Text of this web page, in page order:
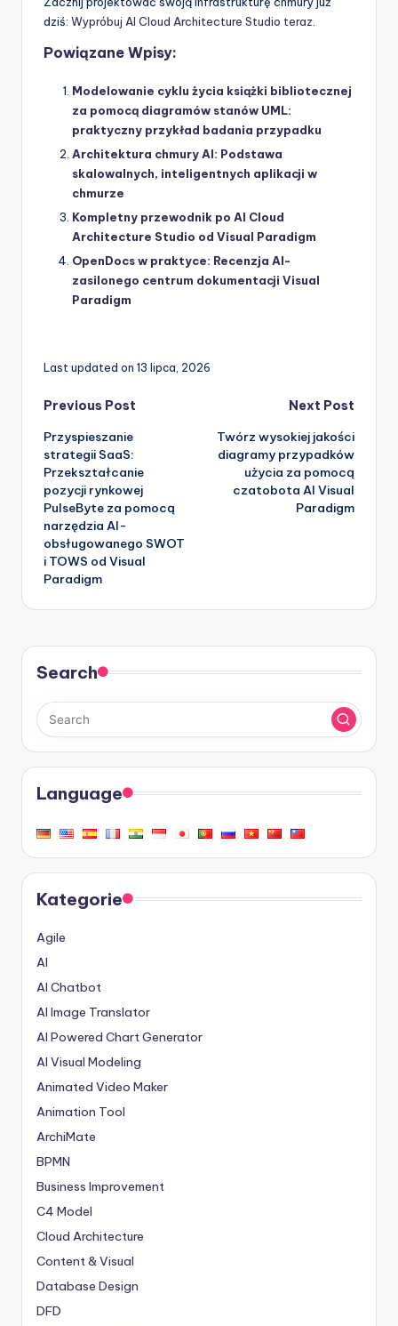
dziś: Wypróbuj AI Cloud Architecture Studio teraz
Powiązane Wpisy:
Modelowanie cyklu życia książki bibliotecznej
za pomocą diagramów stanów UML:
praktyczny przykład badania przypadku
Architektura chmury AI: Podstawa
skalowalnych, inteligentnych aplikacji w
chmurze
Kompletny przewodnik po AI Cloud
Architecture Studio od Visual Paradigm
OpenDocs w praktyce: Recenzja AI-
zasilonego centrum dokumentacji Visual
Paradigm
Last updated on 13 lipca, 2026
Post
navigation
Previous Post
Przyspieszanie
strategii SaaS:
Przekształcanie
pozycji rynkowej
PulseByte za pomocą
narzędzia AI-
obsługowanego SWOT
i TOWS od Visual
Paradigm
Next Post
Twórz wysokiej jakości
diagramy przypadków
użycia za pomocą
czatobota AI Visual
Paradigm
Search
Language
Kategorie
Agile
AI
AI Chatbot
AI Image Translator
AI Powered Chart Generator
AI Visual Modeling
Animated Video Maker
Animation Tool
ArchiMate
BPMN
Business Improvement
C4 Model
Cloud Architecture
Content & Visual
Database Design
DFD